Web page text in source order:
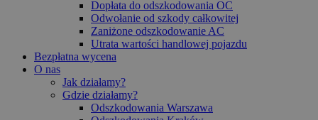
Dopłata do odszkodowania OC
Odwołanie od szkody całkowitej
Zaniżone odszkodowanie AC
Utrata wartości handlowej pojazdu
Bezpłatna wycena
O nas
Jak działamy?
Gdzie działamy?
Odszkodowania Warszawa